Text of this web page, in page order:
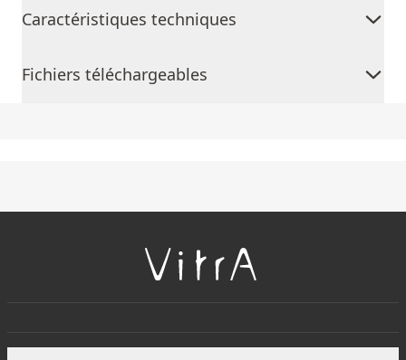
Caractéristiques techniques
Fichiers téléchargeables